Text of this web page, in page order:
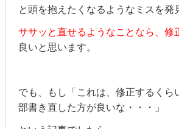
と頭を抱えたくなるようなミスを発
ササッと直せるようなことなら、修
良いと思います。
でも、もし「これは、修正するくら
部書き直した方が良いな・・・」